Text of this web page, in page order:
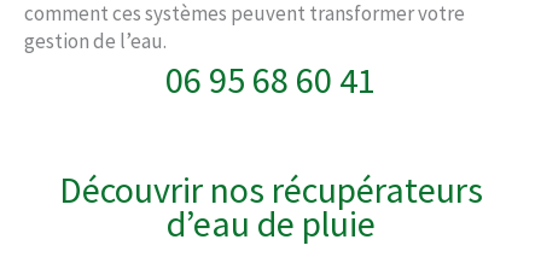
comment ces systèmes peuvent transformer votre
gestion de l’eau.
06 95 68 60 41
Découvrir nos récupérateurs
d’eau de pluie